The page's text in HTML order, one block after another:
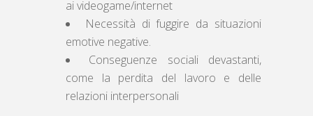
ai videogame/internet
Necessità di fuggire da situazioni
emotive negative.
Conseguenze sociali devastanti,
come la perdita del lavoro e delle
relazioni interpersonali